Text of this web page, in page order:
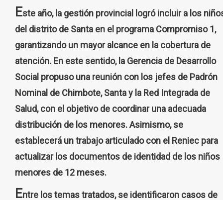
Este año, la gestión provincial logró incluir a los
del distrito de Santa en el programa Compromiso 1,
garantizando un mayor alcance en la cobertura de
atención. En este sentido, la Gerencia de Desarrollo
Social propuso una reunión con los jefes de Padrón
Nominal de Chimbote, Santa y la Red Integrada de
Salud, con el objetivo de coordinar una adecuada
distribución de los menores. Asimismo, se
establecerá un trabajo articulado con el Reniec para
actualizar los documentos de identidad de los niños
menores de 12 meses.
Entre los temas tratados, se identificaron casos de